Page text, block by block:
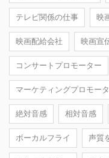
テレビ関係の仕事 映
映画配給会社 映画宣
コンサートプロモーター
マーケティングプロモー
絶対音感 相対音感
ボーカルフライ 声質